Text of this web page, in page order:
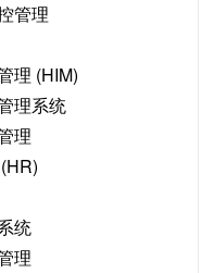
管理
理 (HIM)
理系统
理
统
理